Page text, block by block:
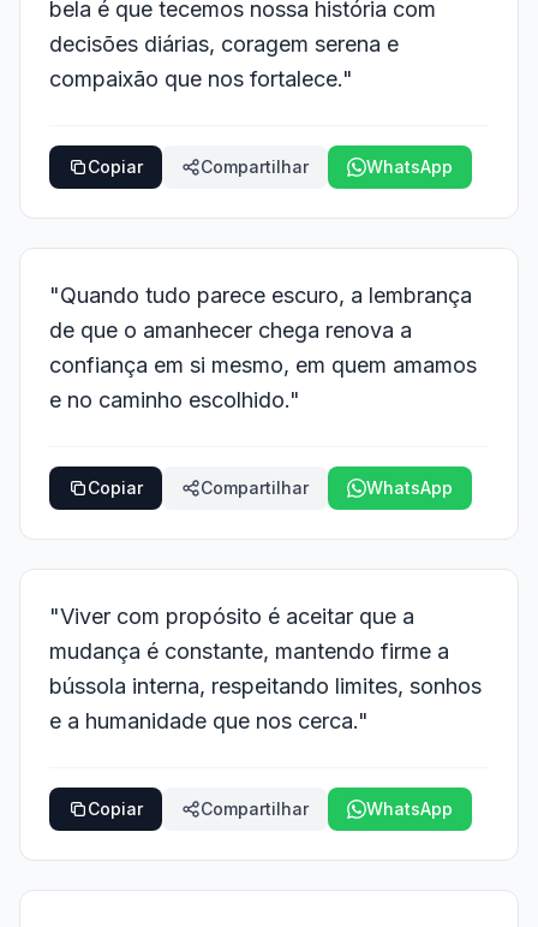
bela é que tecemos nossa história com
decisões diárias, coragem serena e
compaixão que nos fortalece."
Copiar Compartilhar WhatsApp
"Quando tudo parece escuro, a lembrança
de que o amanhecer chega renova a
confiança em si mesmo, em quem amamos
e no caminho escolhido."
Copiar Compartilhar WhatsApp
"Viver com propósito é aceitar que a
mudança é constante, mantendo firme a
bússola interna, respeitando limites, sonhos
e a humanidade que nos cerca."
Copiar Compartilhar WhatsApp